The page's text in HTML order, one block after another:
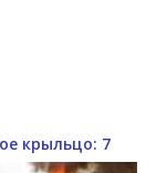
крыльцо: 7